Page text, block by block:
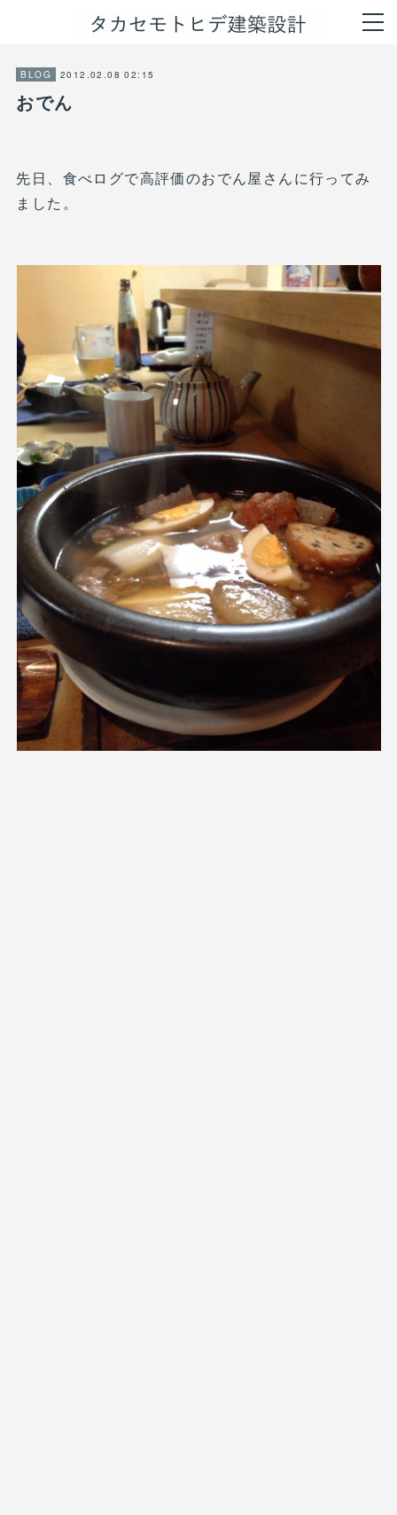
BLOG 2012.02.08 02:15
おでん
先日、食べログで高評価のおでん屋さんに行ってみ
ました。